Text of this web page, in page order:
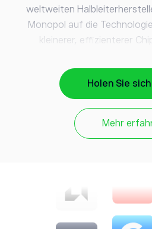
weltweiten
Monopol auf die
kleinerer, effizienterer
Fernhalten von
helfen den Designern von
leistungsfähigere Chips
Markteinführungszeit zu
Produktleistung zu
reduzieren und die
welches zu einem größeren
Holen Sie
Mehr